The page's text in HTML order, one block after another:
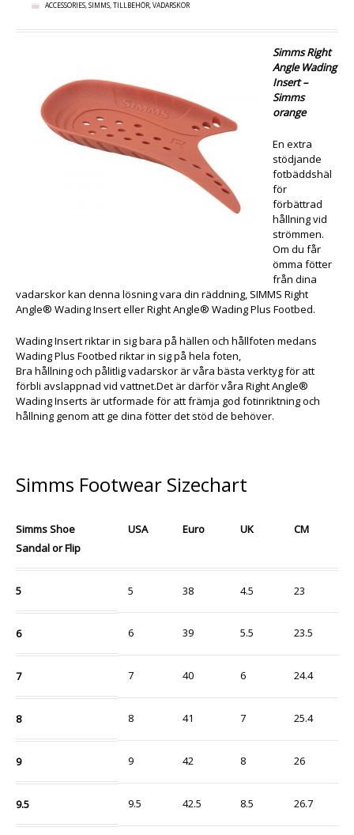
ACCESSORIES,SIMMS,TILLBEHÖR,VADARSKOR
Simms Right
Angle Wading
Insert –
Simms
orange
En extra
stödjande
fotbäddshäl
för
förbättrad
hållning vid
strömmen.
Om du får
ömma fötter
från dina
vadarskor kan denna lösning vara din räddning, SIMMS Right
Angle® Wading Insert eller Right Angle® Wading Plus Footbed.
Wading Insert riktar in sig bara på hällen och hållfoten medans
Wading Plus Footbed riktar in sig på hela foten,
Bra hållning och pålitlig vadarskor är våra bästa verktyg för att
förbli avslappnad vid vattnet.Det är därför våra Right Angle®
Wading Inserts är utformade för att främja god fotinriktning och
hållning genom att ge dina fötter det stöd de behöver.
Simms Footwear Sizechart
Simms Shoe
Sandal or Flip
USA Euro UK CM
5 5 38 4.5 23
6 6 39 5.5 23.5
7 7 40 6 24.4
8 8 41 7 25.4
9 9 42 8 26
9.5 9.5 42.5 8.5 26.7